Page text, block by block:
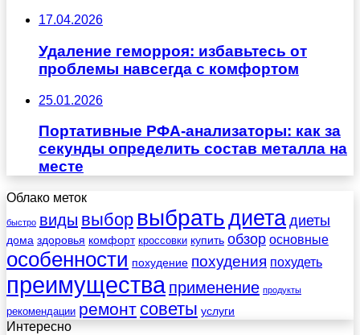
17.04.2026
Удаление геморроя: избавьтесь от
проблемы навсегда с комфортом
25.01.2026
Портативные РФА-анализаторы: как за
секунды определить состав металла на
месте
Облако меток
быстро виды выбор выбратьдиета диеты
дома здоровья комфорт кроссовки купить обзор основные
особенности похудение похудения похудеть
преимущества применение продукты
рекомендации ремонт советы услуги
Интересно